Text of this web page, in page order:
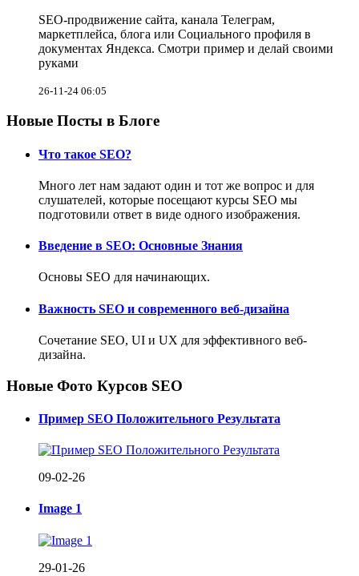
SEO-продвижение сайта, канала Телеграм,
маркетплейса, блога или Социального профиля в
документах Яндекса. Смотри пример и делай своими
руками
26-11-24 06:05
Новые Посты в Блоге
Что такое SEO?
Много лет нам задают один и тот же вопрос и для
слушателей, которые посещают курсы SEO мы
подготовили ответ в виде одного изображения.
Введение в SEO: Основные Знания
Основы SEO для начинающих.
Важность SEO и современного веб-дизайна
Сочетание SEO, UI и UX для эффективного веб-
дизайна.
Новые Фото Курсов SEO
Пример SEO Положительного Результата
09-02-26
Image 1
29-01-26